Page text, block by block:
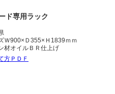
ド専用ラック
Ｗ900×Ｄ355×Ｈ1839ｍｍ
材オイルＢＲ仕上げ
方ＰＤＦ